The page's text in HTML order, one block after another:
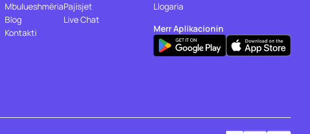
Mbulueshmëria
Blog
Kontakti
Pajisjet
Live Chat
Llogaria
Merr Aplikacionin